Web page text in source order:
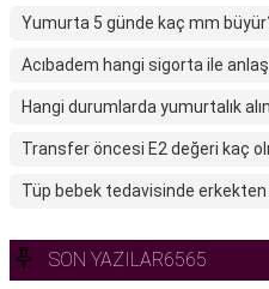
Yumurta 5 günde kaç mm
Acıbadem hangi sigorta ile
Hangi durumlarda yumurtalık
Transfer öncesi E2 değeri kaç
Tüp bebek tedavisinde erkekten
SON YAZILAR6565